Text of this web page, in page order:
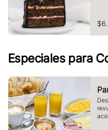
Especiales para